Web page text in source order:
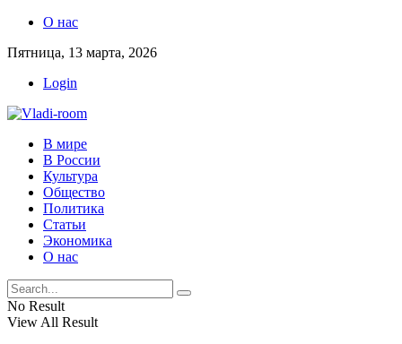
О нас
Пятница, 13 марта, 2026
Login
В мире
В России
Культура
Общество
Политика
Статьи
Экономика
О нас
No Result
View All Result